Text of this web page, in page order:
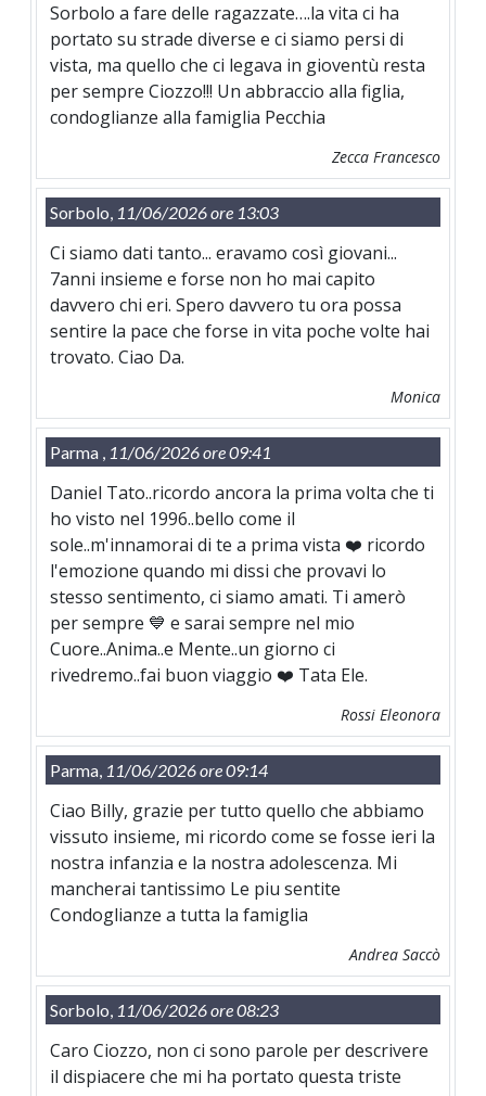
Sorbolo a fare delle ragazzate….la vita ci ha
portato su strade diverse e ci siamo persi di
vista, ma quello che ci legava in gioventù resta
per sempre Ciozzo!!! Un abbraccio alla figlia,
condoglianze alla famiglia Pecchia
Zecca Francesco
Sorbolo, 11/06/2026 ore 13:03
Ci siamo dati tanto... eravamo così giovani...
7anni insieme e forse non ho mai capito
davvero chi eri. Spero davvero tu ora possa
sentire la pace che forse in vita poche volte hai
trovato. Ciao Da.
Monica
Parma , 11/06/2026 ore 09:41
Daniel Tato..ricordo ancora la prima volta che ti
ho visto nel 1996..bello come il
sole..m'innamorai di te a prima vista ❤️ ricordo
l'emozione quando mi dissi che provavi lo
stesso sentimento, ci siamo amati. Ti amerò
per sempre 💙 e sarai sempre nel mio
Cuore..Anima..e Mente..un giorno ci
rivedremo..fai buon viaggio ❤️ Tata Ele.
Rossi Eleonora
Parma, 11/06/2026 ore 09:14
Ciao Billy, grazie per tutto quello che abbiamo
vissuto insieme, mi ricordo come se fosse ieri la
nostra infanzia e la nostra adolescenza. Mi
mancherai tantissimo Le piu sentite
Condoglianze a tutta la famiglia
Andrea Saccò
Sorbolo, 11/06/2026 ore 08:23
Caro Ciozzo, non ci sono parole per descrivere
il dispiacere che mi ha portato questa triste